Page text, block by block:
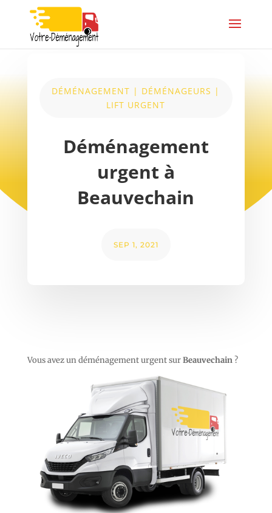
DÉMÉNAGEMENT | DÉMÉNAGEURS |
LIFT URGENT
Déménagement
urgent à
Beauvechain
SEP 1, 2021
Vous avez un déménagement urgent surBeauvechain?